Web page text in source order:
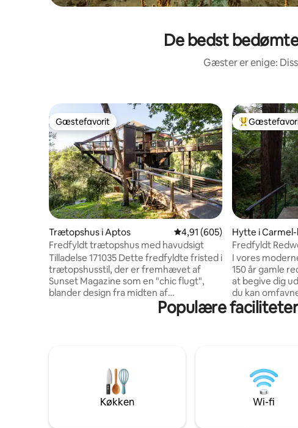
De bedst
Gæster er enige:
Gæstefavorit
Gæstefavorit
Trætopshus i Aptos 4,91 ud af 5 i gennemsnitlig
4,91 (605)
Fredfyldt trætopshus med havudsigt
Tilladelse 171035 Dette fredfyldte fristed i
trætopshusstil, der er fremhævet af
Sunset Magazine som en "chic flugt",
blander design fra midten af
århundredet med naturlige materialer
som træ og sten for at skabe en
den arkitektoniske charme. Boligen
ligger højt oppe i træerne med havudsigt
og har tre forhøjede terrasser, herunder
én med en hængekøje. Perfekt til at
Bedste
Hytte i
Fredfyldt
moderne
I vores
150 år gamle
at begive dig
du kan
er få minutter
downtown
ophold hos
af
ensomheden i
Retreat. Se venligst
Populære
Køkken Wi-fi